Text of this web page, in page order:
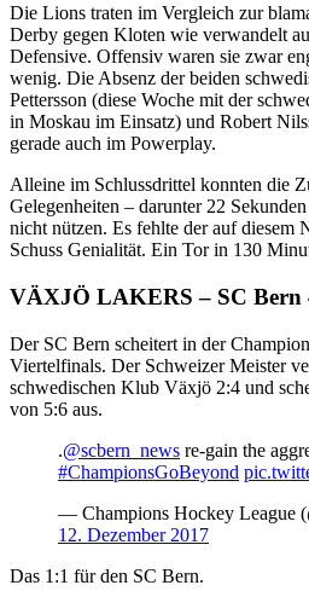
Die Lions traten im Vergleich zur
Derby gegen Kloten wie verwandelt
Defensive. Offensiv waren sie zwar
wenig. Die Absenz der beiden
Pettersson (diese Woche mit der
in Moskau im Einsatz) und Robert
gerade auch im Powerplay.
Alleine im Schlussdrittel konnten die
Gelegenheiten – darunter 22
nicht nützen. Es fehlte der auf diesem
Schuss Genialität. Ein Tor in 130
VÄXJÖ LAKERS – SC Bern
Der SC Bern scheitert in der
Viertelfinals. Der Schweizer Meister
schwedischen Klub Växjö 2:4 und
von 5:6 aus.
.@scbern_news re-gain the
#ChampionsGoBeyond
— Champions Hockey League
12. Dezember 2017
Das 1:1 für den SC Bern.